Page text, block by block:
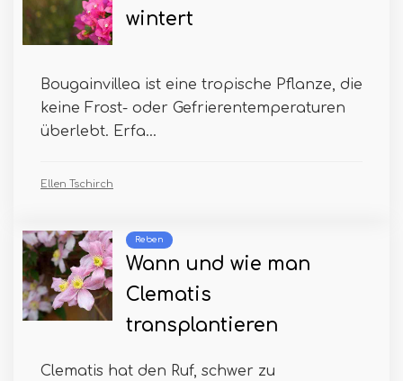
wintert
Bougainvillea ist eine tropische Pflanze, die
keine Frost- oder Gefrierentemperaturen
überlebt. Erfa...
Ellen Tschirch
Reben
Wann und wie man
Clematis
transplantieren
Clematis hat den Ruf, schwer zu